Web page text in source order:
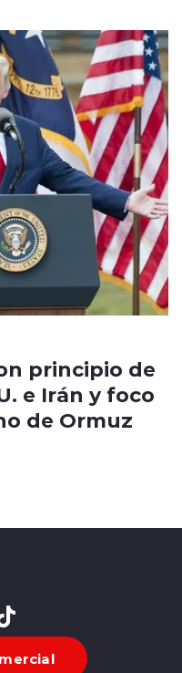
principio de
e Irán y foco
de Ormuz